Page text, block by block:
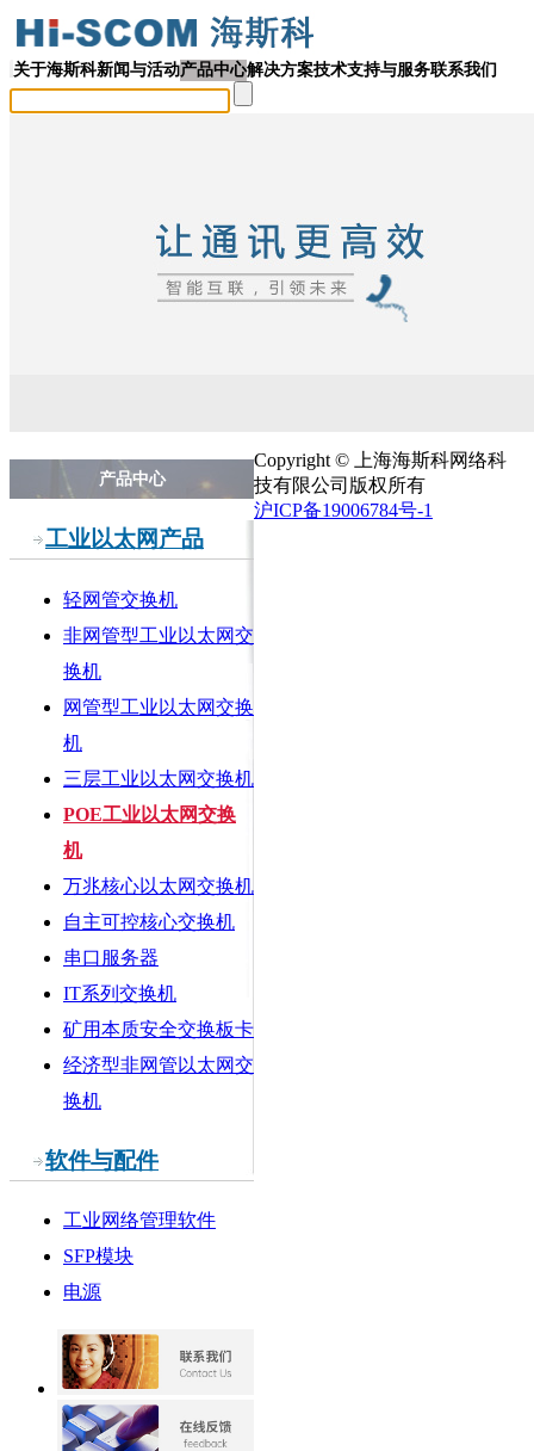
关于海斯科新闻与活动产品中心解决方案技术支持与服务联系我们
产品中心
工业以太网产品
轻网管交换机
非网管型工业以太网交
换机
网管型工业以太网交换
机
三层工业以太网交换机
POE工业以太网交换
机
万兆核心以太网交换机
自主可控核心交换机
串口服务器
IT系列交换机
矿用本质安全交换板卡
经济型非网管以太网交
换机
软件与配件
工业网络管理软件
SFP模块
电源
Copyright © 上海海斯科网络科
技有限公司版权所有
沪ICP备19006784号-1